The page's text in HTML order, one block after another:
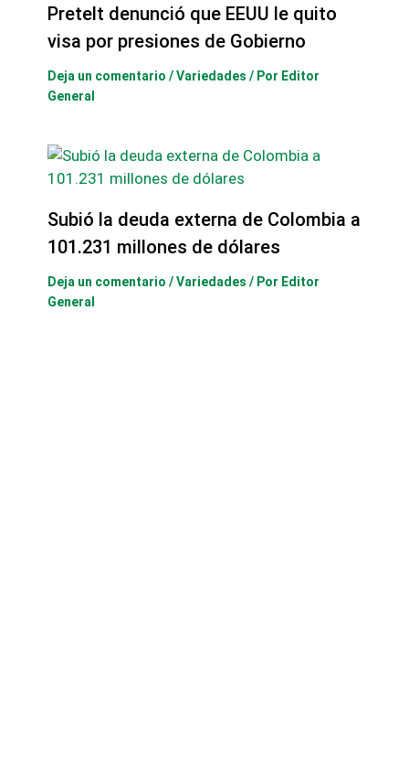
Pretelt denunció que EEUU le quito
visa por presiones de Gobierno
Deja un comentario /Variedades / Por Editor
General
Subió la deuda externa de Colombia a
101.231 millones de dólares
Deja un comentario /Variedades / Por Editor
General